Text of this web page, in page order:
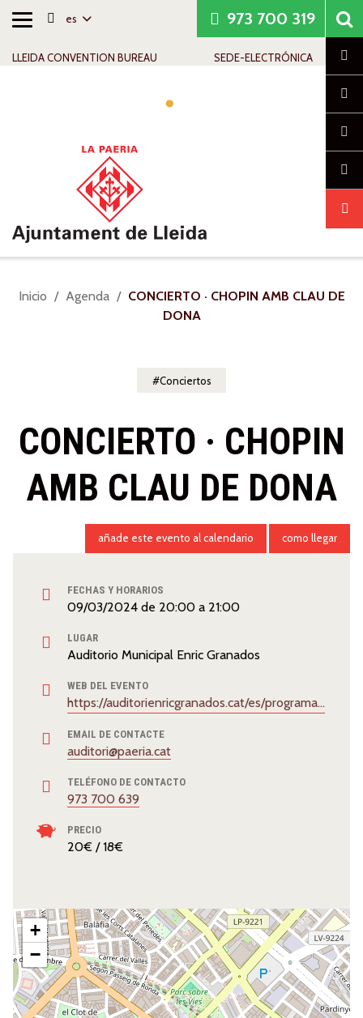
Alternar
es
LLEIDA CONVENTION BUREAU SEDE-ELECTRÓNICA
973 700 319
Usted
Inicio Agenda
CONCIERTO · CHOPIN AMB CLAU DE
DONA
Conciertos
CONCIERTO · CHOPIN
AMB CLAU DE DONA
FECHAS Y HORARIOS
09/03/2024 de 20:00 a 21:00
LUGAR
Auditorio Municipal Enric Granados
WEB DEL EVENTO
https://auditorienricgranados.cat/es/programacio/chopin-amb-clau-de-dona-orquestra-simfonica-del-valles-emma-vilarasau-narradora/
EMAIL DE CONTACTE
auditori@paeria.cat
TELÉFONO DE CONTACTO
973 700 639
PRECIO
20€ / 18€
añade este evento al calendario como llegar
+
−